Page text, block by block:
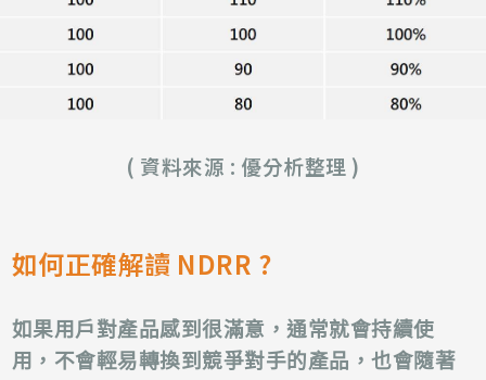
( 資料來源 : 優分析整理 )
如何正確解讀 NDRR ?
如果用戶對產品感到很滿意，通常就會持續使
用，不會輕易轉換到競爭對手的產品，也會隨著